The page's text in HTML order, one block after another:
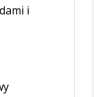
i